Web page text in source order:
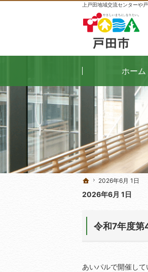
上戸田地域交流センターや
ホーム
2026年6月 1日
2026年6月 1日
令和7年度第
あいパルで開催し
ホーム
2026年6月 1日
ホーム